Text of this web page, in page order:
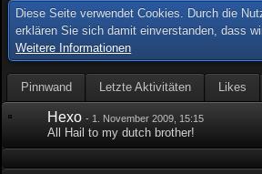
Diese Seite verwendet Cookies. Durch die
erklären Sie sich damit einverstanden, dass
Weitere Informationen
Pinnwand Letzte Aktivitäten Likes
Hexo - 1. November 2009, 15:15
All Hail to my dutch brother!